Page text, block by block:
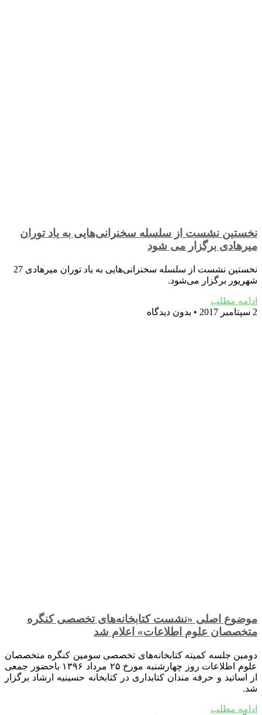
نخستین نشست از سلسله سخنرانی‌هایی به یاد توران
میرهادی برگزار می شود
نخستین نشست از سلسله سخنرانی‌هایی به یاد توران میرهادی 27
شهریور برگزار می‌شود.
ادامه مطلب
2 سپتامبر 2017
بدون دیدگاه
موضوع اصلی «نشست کتابخانه‌های تخصصی کنگره
متخصصان علوم اطلاعات» اعلام شد
دومین جلسه کمیته کتابخانه‌های تخصصی سومین کنگره متخصصان
علوم اطلاعات روز چهارشنبه مورخ ۲۵ مرداد ۱۳۹۶ باحضور جمعی
از اساتید و حرفه مندان کتابداری در کتابخانه حسینیه ارشاد برگزار
شد.
ادامه مطلب